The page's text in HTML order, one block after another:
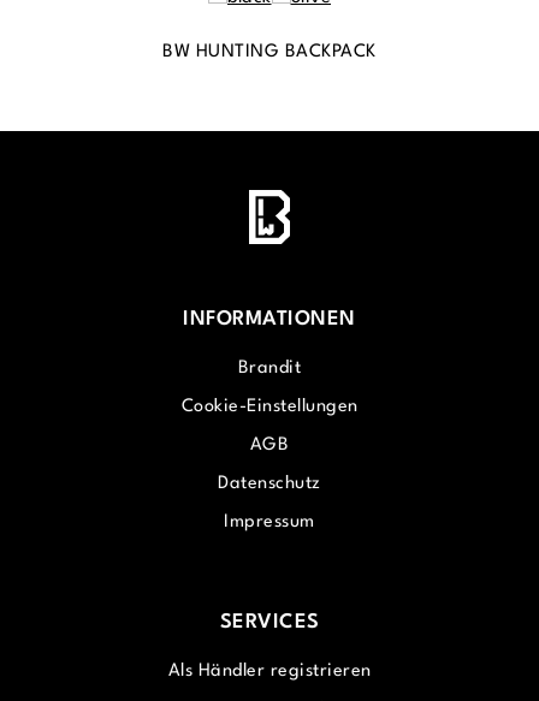
BW HUNTING BACKPACK
INFORMATIONEN
Brandit
Cookie-Einstellungen
AGB
Datenschutz
Impressum
SERVICES
Als Händler registrieren